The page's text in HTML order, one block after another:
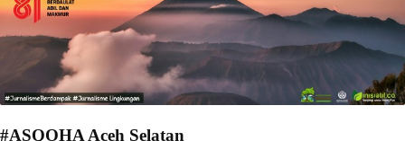
#ASQOHA Aceh Selatan